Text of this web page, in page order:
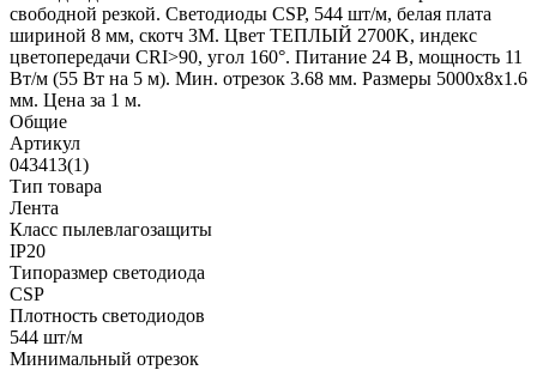
свободной резкой. Светодиоды CSP, 544 шт/м, белая плата
шириной 8 мм, скотч 3M. Цвет ТЕПЛЫЙ 2700K, индекс
цветопередачи CRI>90, угол 160°. Питание 24 В, мощность 11
Вт/м (55 Вт на 5 м). Мин. отрезок 3.68 мм. Размеры 5000х8х1.6
мм. Цена за 1 м.
Общие
Артикул
043413(1)
Тип товара
Лента
Класс пылевлагозащиты
IP20
Типоразмер светодиода
CSP
Плотность светодиодов
544 шт/м
Минимальный отрезок